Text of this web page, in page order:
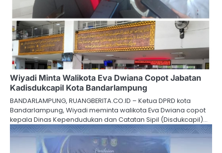
Wiyadi Minta Walikota Eva Dwiana Copot Jabatan
Kadisdukcapil Kota Bandarlampung
BANDARLAMPUNG, RUANGBERITA.CO.ID – Ketua DPRD kota
Bandarlampung, Wiyadi meminta walikota Eva Dwiana copot
kepala Dinas Kependudukan dan Catatan Sipil (Disdukcapil)…